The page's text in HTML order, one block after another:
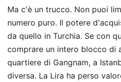
Ma c'è un trucco. Non puoi
numero puro. Il potere
da quello in Turchia. Se con
comprare un intero blocco di
quartiere di Gangnam, a
diversa. La Lira ha perso